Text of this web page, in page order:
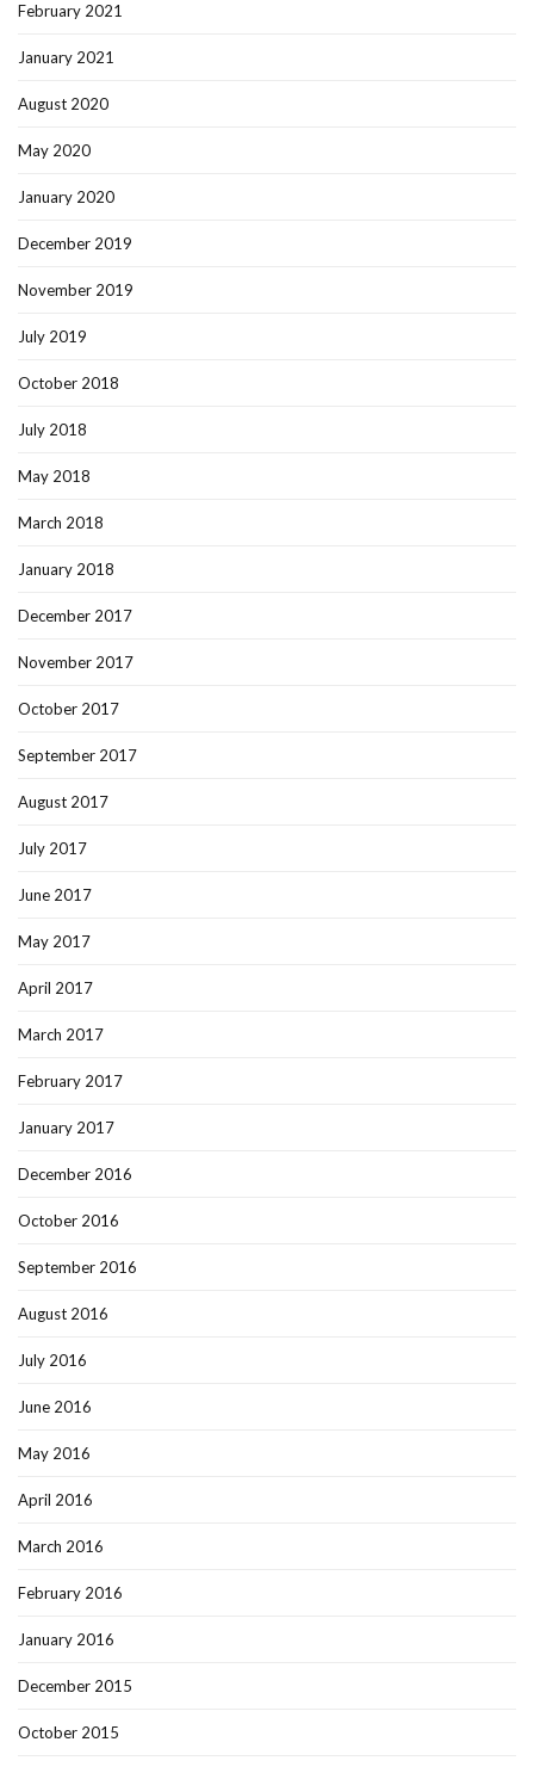
February 2021
January 2021
August 2020
May 2020
January 2020
December 2019
November 2019
July 2019
October 2018
July 2018
May 2018
March 2018
January 2018
December 2017
November 2017
October 2017
September 2017
August 2017
July 2017
June 2017
May 2017
April 2017
March 2017
February 2017
January 2017
December 2016
October 2016
September 2016
August 2016
July 2016
June 2016
May 2016
April 2016
March 2016
February 2016
January 2016
December 2015
October 2015